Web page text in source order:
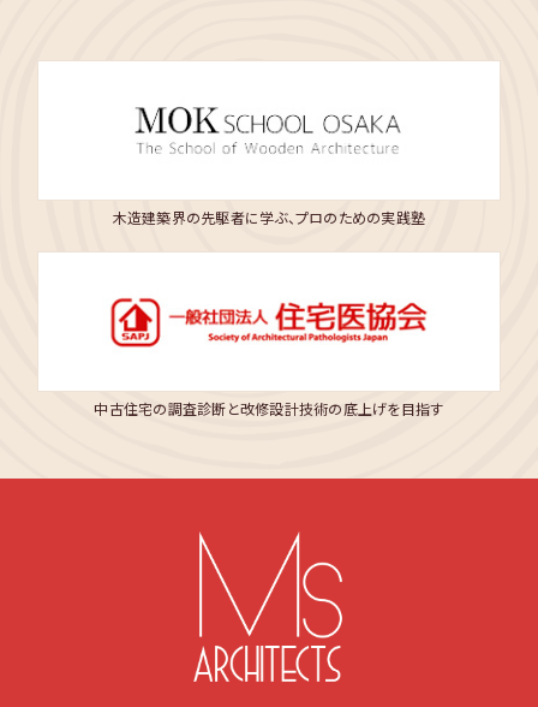
木造建築界の先駆者に学ぶ、プロのための実践塾
中古住宅の調査診断と改修設計技術の底上げを目指す